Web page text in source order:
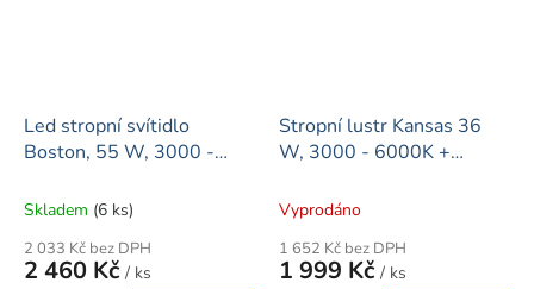
Led stropní svítidlo
Boston, 55 W, 3000 -
Skladem (6 ks)
2 033 Kč bez DPH
2 460 Kč / ks
Stropní lustr Kansas 36
W, 3000 - 6000K +
Vyprodáno
1 652 Kč bez DPH
1 999 Kč / ks